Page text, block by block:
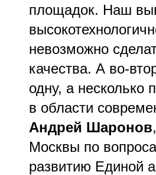
площадок. Наш
невозможно
качества. А во-
одну, а несколько
в области
Андрей Шаронов
Москвы по
развитию Единой